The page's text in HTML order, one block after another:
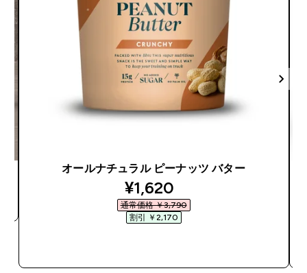
オールナチュラル ピーナッツ バター
discounted price
¥1,620‎
通常価格 ￥3,790‎
割引 ￥2,170‎